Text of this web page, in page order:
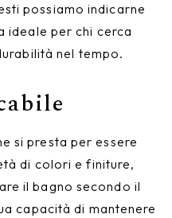
possiamo indicarne
ideale per chi cerca
nel tempo.
si presta per essere
di colori e finiture,
il bagno secondo il
capacità di mantenere